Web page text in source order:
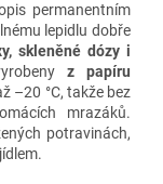
permanentním
lepidlu dobře
skleněné dózy i
z papíru
–20 °C, takže bez
mrazáků.
potravinách,